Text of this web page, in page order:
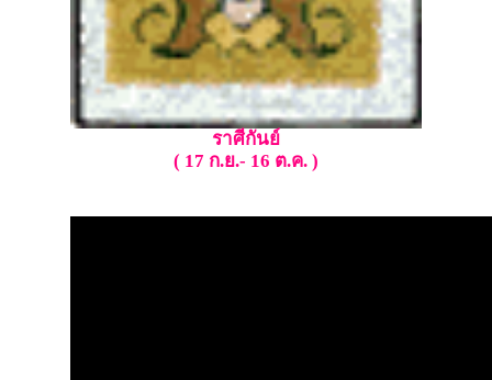
ราศีกันย์
( 17 ก.ย.- 16 ต.ค. )